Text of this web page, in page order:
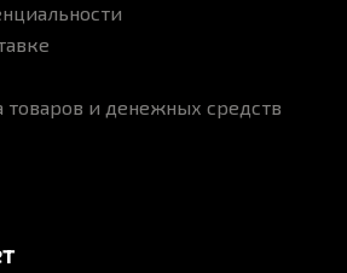
товаров и денежных средств